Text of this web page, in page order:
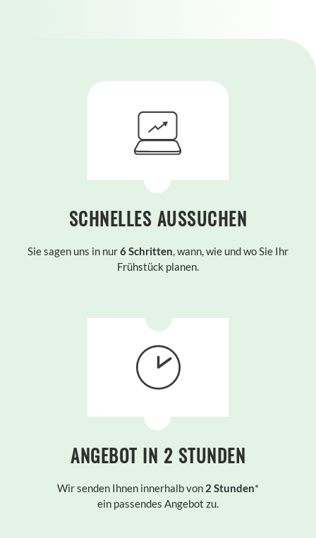
SCHNELLES AUSSUCHEN
Sie sagen uns in nur6 Schritten, wann, wie und wo Sie Ihr
Frühstück planen.
ANGEBOT IN 2 STUNDEN
Wir senden Ihnen innerhalb von 2 Stunden*
ein passendes Angebot zu.